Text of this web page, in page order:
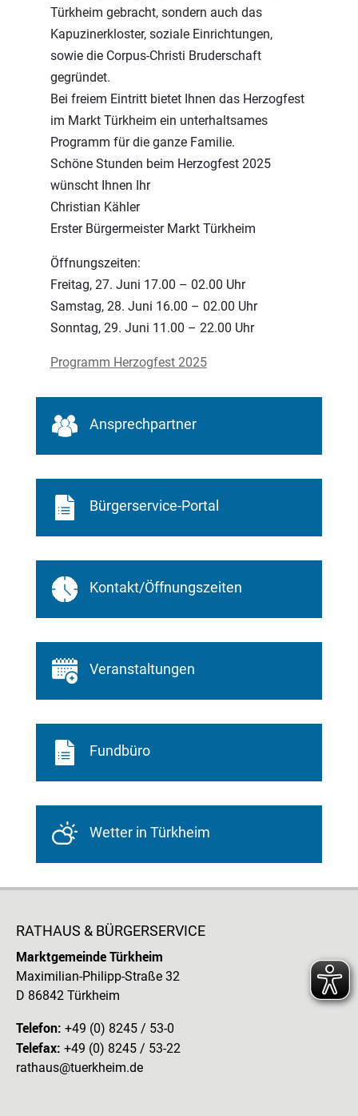
Türkheim gebracht, sondern auch das
Kapuzinerkloster, soziale Einrichtungen,
sowie die Corpus-Christi Bruderschaft
gegründet.
Bei freiem Eintritt bietet Ihnen das Herzogfest
im Markt Türkheim ein unterhaltsames
Programm für die ganze Familie.
Schöne Stunden beim Herzogfest 2025
wünscht Ihnen Ihr
Christian Kähler
Erster Bürgermeister Markt Türkheim
Öffnungszeiten:
Freitag, 27. Juni 17.00 – 02.00 Uhr
Samstag, 28. Juni 16.00 – 02.00 Uhr
Sonntag, 29. Juni 11.00 – 22.00 Uhr
Programm Herzogfest 2025
Ansprechpartner
Bürgerservice-Portal
Kontakt/Öffnungszeiten
Veranstaltungen
Fundbüro
Wetter in Türkheim
RATHAUS & BÜRGERSERVICE
Marktgemeinde Türkheim
Maximilian-Philipp-Straße 32
D 86842 Türkheim
Telefon: +49 (0) 8245 / 53-0
Telefax: +49 (0) 8245 / 53-22
rathaus@tuerkheim.de